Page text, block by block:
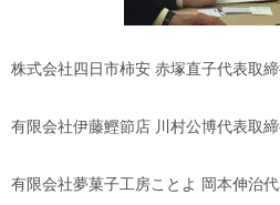
株式会社四日市柿安 赤塚直子代表取
有限会社伊藤鰹節店 川村公博代表取
有限会社夢菓子工房ことよ 岡本伸治